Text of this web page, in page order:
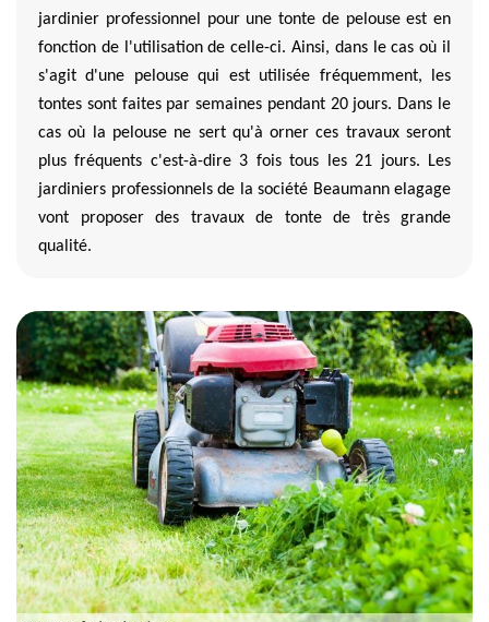
jardinier professionnel pour une tonte de pelouse est en
fonction de l'utilisation de celle-ci. Ainsi, dans le cas où il
s'agit d'une pelouse qui est utilisée fréquemment, les
tontes sont faites par semaines pendant 20 jours. Dans le
cas où la pelouse ne sert qu'à orner ces travaux seront
plus fréquents c'est-à-dire 3 fois tous les 21 jours. Les
jardiniers professionnels de la société Beaumann elagage
vont proposer des travaux de tonte de très grande
qualité.